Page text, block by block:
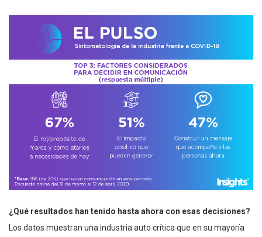
¿Qué resultados han tenido hasta ahora con esas decisiones?
Los datos muestran una industria auto crítica que en su mayoría